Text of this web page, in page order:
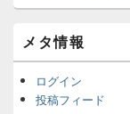
メタ情報
ログイン
投稿フィード